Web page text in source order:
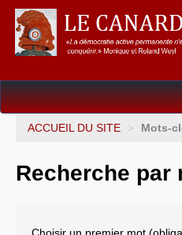
Dossiers
ACCUEIL DU SITE > Mots-
Recherche par
Choisir un premier mot